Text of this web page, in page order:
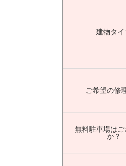
建物タイ
ご希望の修
無料駐車場は
か？